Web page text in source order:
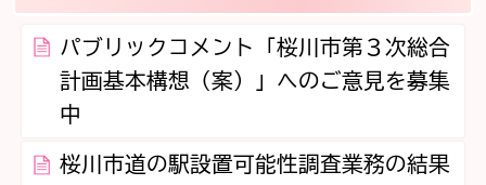
パブリックコメント「桜川市第３次総合
計画基本構想（案）」へのご意見を募集
中
桜川市道の駅設置可能性調査業務の結果